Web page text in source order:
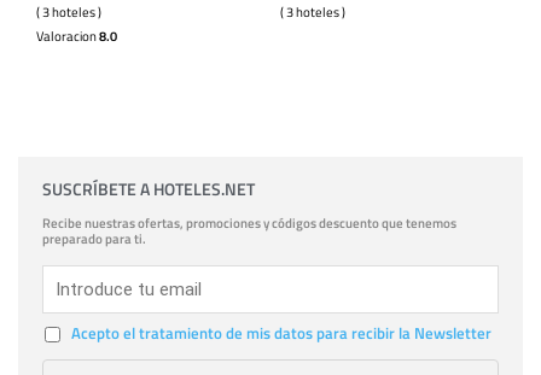
( 3 hoteles )
Valoracion8.0
( 3 hoteles )
SUSCRÍBETE A HOTELES.NET
Recibe nuestras ofertas, promociones y códigos descuento que tenemos
preparado para ti.
Acepto el tratamiento de mis datos para recibir la Newsletter